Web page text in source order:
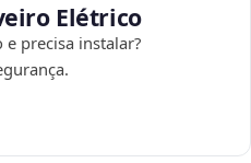
Elétrico
precisa instalar?